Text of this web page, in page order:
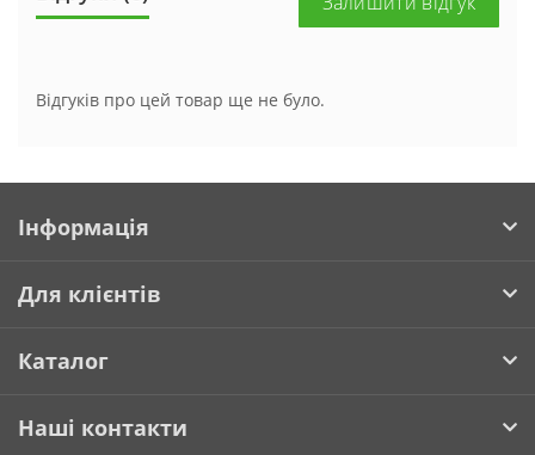
Відгуків про цей товар ще не було.
Інформація
Для клієнтів
Каталог
Наші контакти